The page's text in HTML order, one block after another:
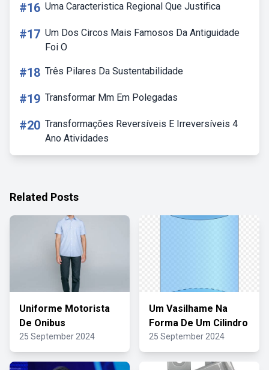
#16 Uma Caracteristica Regional Que Justifica
#17 Um Dos Circos Mais Famosos Da Antiguidade
Foi O
#18 Três Pilares Da Sustentabilidade
#19 Transformar Mm Em Polegadas
#20 Transformações Reversíveis E Irreversíveis 4
Ano Atividades
Related Posts
Uniforme Motorista
De Onibus
25 September 2024
Um Vasilhame Na
Forma De Um Cilindro
25 September 2024